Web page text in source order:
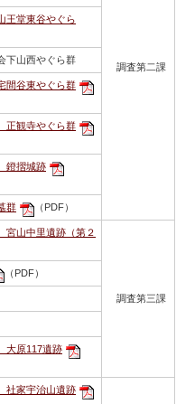
調査第二課
堂東谷やぐら
下山西やぐら群
間谷東やぐら群
正観寺やぐら群
鐙摺城跡
群 （PDF）
山中里遺跡（第２
調査第三課
（PDF）
原117遺跡
社家宇治山遺跡